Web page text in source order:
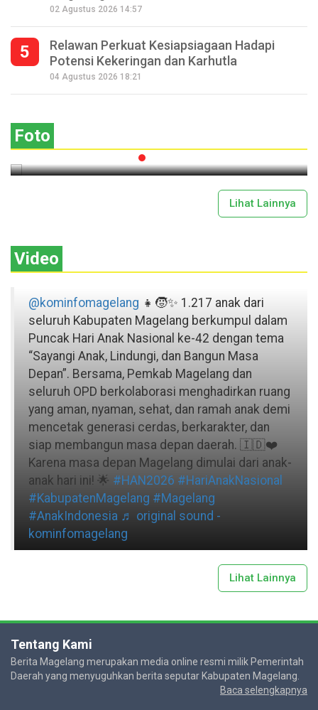
02 Agustus 2026 14:57
5
Relawan Perkuat Kesiapsiagaan Hadapi
Potensi Kekeringan dan Karhutla
04 Agustus 2026 18:21
Foto
Saparan Mantran, Wujud Syukur
Masyarakat Petani Lereng Gunung
Lihat Lainnya
Video
@kominfomagelang 👧🧒✨ 1.217 anak dari
seluruh Kabupaten Magelang berkumpul dalam
Puncak Hari Anak Nasional ke-42 dengan tema
“Sayangi Anak, Lindungi, dan Bangun Masa
Depan”. Bersama, Pemkab Magelang dan
seluruh OPD berkolaborasi menghadirkan ruang
yang aman, nyaman, sehat, dan ramah anak demi
mencetak generasi cerdas, berkarakter, dan
siap membangun masa depan daerah. 🇮🇩❤️
Karena masa depan Magelang dimulai dari anak-
anak hari ini! 🌟 #HAN2026 #HariAnakNasional
#KabupatenMagelang #Magelang
#AnakIndonesia ♬ original sound -
kominfomagelang
Lihat Lainnya
Tentang Kami
Berita Magelang merupakan media online resmi milik Pemerintah
Daerah yang menyuguhkan berita seputar Kabupaten Magelang.
Baca selengkapnya